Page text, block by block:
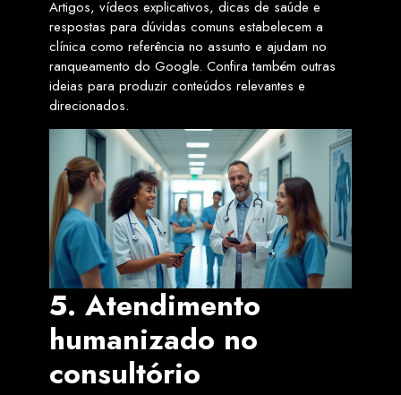
Artigos, vídeos explicativos, dicas de saúde e
respostas para dúvidas comuns estabelecem a
clínica como referência no assunto e ajudam no
ranqueamento do Google. Confira também outras
ideias para produzir conteúdos relevantes e
direcionados.
5. Atendimento
humanizado no
consultório